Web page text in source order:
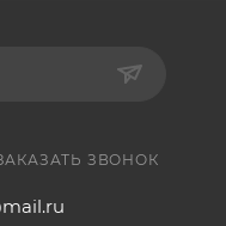
ЗВОНОК